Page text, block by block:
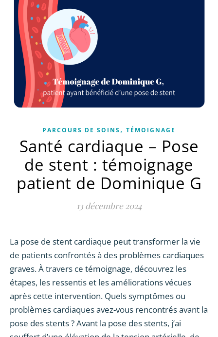
PARCOURS DE SOINS, TÉMOIGNAGE
Santé cardiaque – Pose
de stent : témoignage
patient de Dominique G
13 décembre 2024
La pose de stent cardiaque peut transformer la vie
de patients confrontés à des problèmes cardiaques
graves. À travers ce témoignage, découvrez les
étapes, les ressentis et les améliorations vécues
après cette intervention. Quels symptômes ou
problèmes cardiaques avez-vous rencontrés avant la
pose des stents ? Avant la pose des stents, j’ai